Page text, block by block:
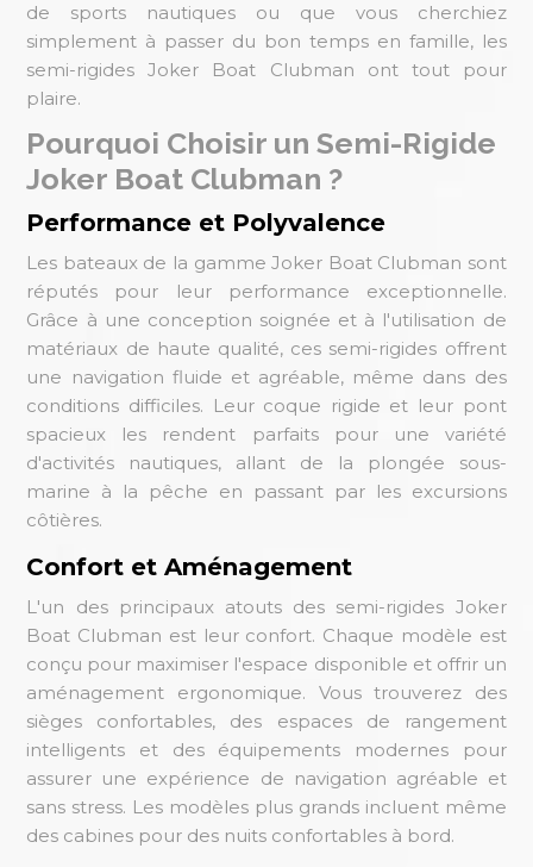
de sports nautiques ou que vous cherchiez
simplement à passer du bon temps en famille, les
semi-rigides Joker Boat Clubman ont tout pour
plaire.
Pourquoi Choisir un Semi-Rigide
Joker Boat Clubman ?
Performance et Polyvalence
Les bateaux de la gamme Joker Boat Clubman sont
réputés pour leur performance exceptionnelle.
Grâce à une conception soignée et à l'utilisation de
matériaux de haute qualité, ces semi-rigides offrent
une navigation fluide et agréable, même dans des
conditions difficiles. Leur coque rigide et leur pont
spacieux les rendent parfaits pour une variété
d'activités nautiques, allant de la plongée sous-
marine à la pêche en passant par les excursions
côtières.
Confort et Aménagement
L'un des principaux atouts des semi-rigides Joker
Boat Clubman est leur confort. Chaque modèle est
conçu pour maximiser l'espace disponible et offrir un
aménagement ergonomique. Vous trouverez des
sièges confortables, des espaces de rangement
intelligents et des équipements modernes pour
assurer une expérience de navigation agréable et
sans stress. Les modèles plus grands incluent même
des cabines pour des nuits confortables à bord.